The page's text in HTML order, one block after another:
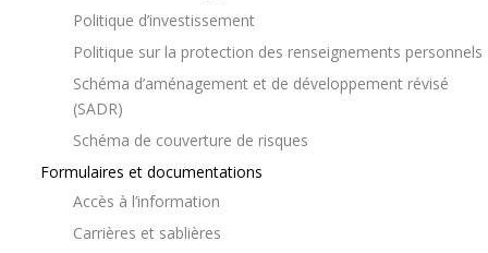
Politique d’investissement
Politique sur la protection des renseignements personnels
Schéma d’aménagement et de développement révisé
(SADR)
Schéma de couverture de risques
Formulaires et documentations
Accès à l’information
Carrières et sablières